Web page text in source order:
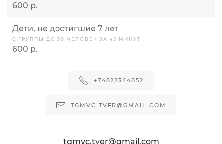
600 р.
Дети, не достигшие 7 лет
С ГРУППЫ ДО 30 ЧЕЛОВЕК ЗА 45 МИНУТ
600 р.
+74822344852
TGMVC.TVER@GMAIL.COM
tgmvc.tver@gmail.com